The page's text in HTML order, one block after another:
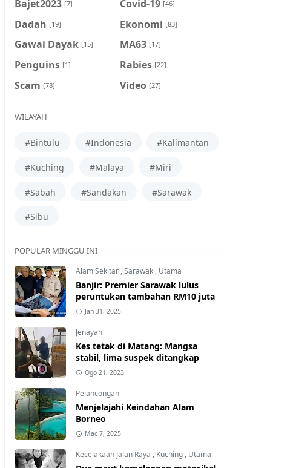
Bajet2023 [7] Covid-19 [46]
Dadah [19] Ekonomi [83]
Gawai Dayak [15] MA63 [17]
Penguins [1] Rabies [22]
Scam [78] Video [27]
WILAYAH
#Bintulu #Indonesia #Kalimantan
#Kuching #Malaya #Miri
#Sabah #Sandakan #Sarawak
#Sibu
POPULAR MINGGU INI
Alam Sekitar ,Sarawak , Utama
Banjir: Premier Sarawak lulus
peruntukan tambahan RM10 juta
Jan 31, 2025
Jenayah
Kes tetak di Matang: Mangsa
stabil, lima suspek ditangkap
Ogo 21, 2023
Pelancongan
Menjelajahi Keindahan Alam
Borneo
Mac 7, 2025
Kecelakaan Jalan Raya , Kuching , Utama